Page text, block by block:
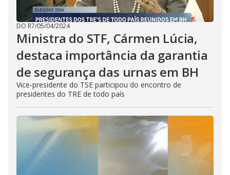
DO R7/05/04/2024
Ministra do STF, Cármen Lúcia,
destaca importância da garantia
de segurança das urnas em BH
Vice-presidente do TSE participou do encontro de
presidentes do TRE de todo país